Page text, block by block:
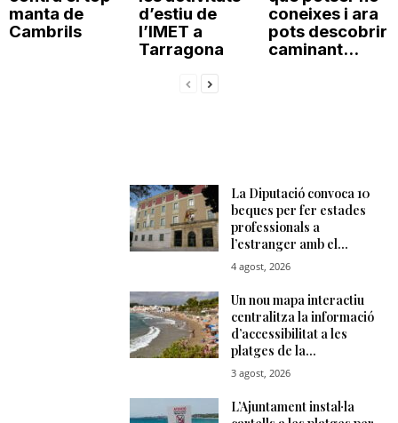
manta de
Cambrils
d’estiu de
l’IMET a
Tarragona
coneixes i ara
pots descobrir
caminant...